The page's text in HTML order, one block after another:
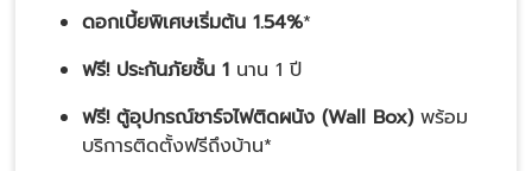
ดอกเบี้ยพิเศษเริ่มต้น 1.54%*
ฟรี! ประกันภัยชั้น 1 นาน 1 ปี
ฟรี! ตู้อุปกรณ์ชาร์จไฟติดผนัง (Wall Box)พร้อม
บริการติดตั้งฟรีถึงบ้าน*